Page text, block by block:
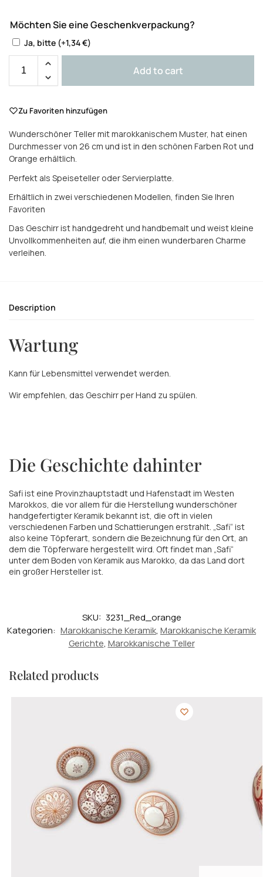
Möchten Sie eine Geschenkverpackung?
Ja, bitte (+1,34€)
Add to cart
Zu Favoriten hinzufügen
Wunderschöner Teller mit marokkanischem Muster, hat einen
Durchmesser von 26 cm und ist in den schönen Farben Rot und
Orange erhältlich.
Perfekt als Speiseteller oder Servierplatte.
Erhältlich in zwei verschiedenen Modellen, finden Sie Ihren
Favoriten
Das Geschirr ist handgedreht und handbemalt und weist kleine
Unvollkommenheiten auf, die ihm einen wunderbaren Charme
verleihen.
Description
Wartung
Kann für Lebensmittel verwendet werden.
Wir empfehlen, das Geschirr per Hand zu spülen.
Die Geschichte dahinter
Safi ist eine Provinzhauptstadt und Hafenstadt im Westen
Marokkos, die vor allem für die Herstellung wunderschöner
handgefertigter Keramik bekannt ist, die oft in vielen
verschiedenen Farben und Schattierungen erstrahlt. „Safi“ ist
also keine Töpferart, sondern die Bezeichnung für den Ort, an
dem die Töpferware hergestellt wird. Oft findet man „Safi“
unter dem Boden von Keramik aus Marokko, da das Land dort
ein großer Hersteller ist.
SKU: 3231_Red_orange
Kategorien: Marokkanische Keramik, Marokkanische Keramik
Gerichte, Marokkanische Teller
Related products